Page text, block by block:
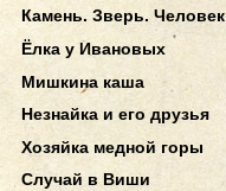
Камень. Зверь. Человек
Ёлка у Ивановых
Мишкина каша
Незнайка и его друзья
Хозяйка медной горы
Случай в Виши